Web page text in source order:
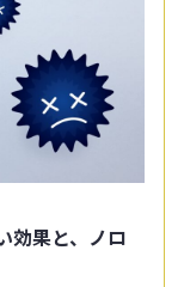
効果と、ノロ